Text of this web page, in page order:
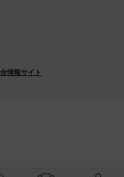
情報サイト